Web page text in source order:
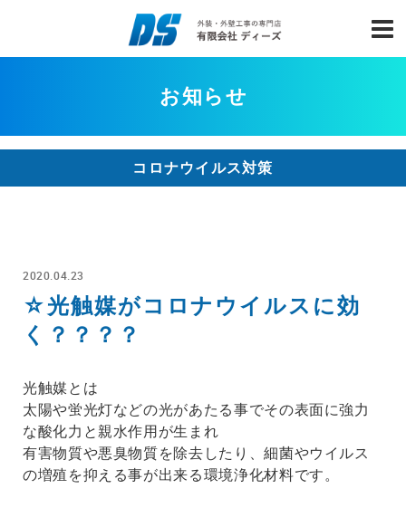
お知らせ
コロナウイルス対策
2020.04.23
☆光触媒がコロナウイルスに効
く？？？？
光触媒とは
太陽や蛍光灯などの光があたる事でその表面に強力
な酸化力と親水作用が生まれ
有害物質や悪臭物質を除去したり、細菌やウイルス
の増殖を抑える事が出来る環境浄化材料です。